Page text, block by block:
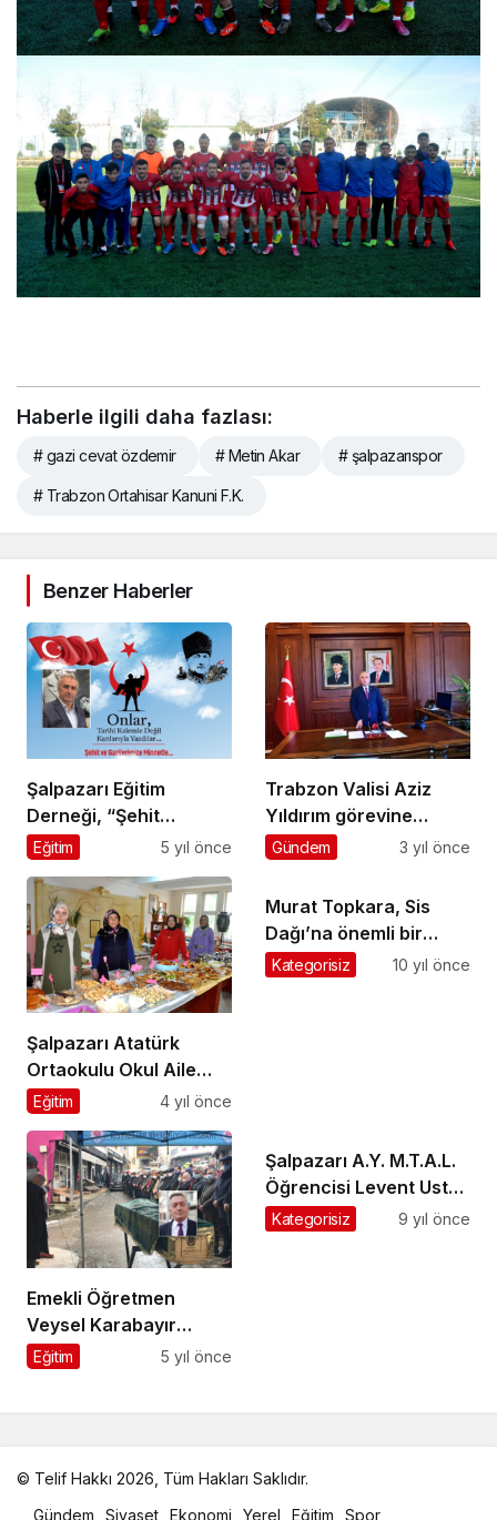
Haberle ilgili daha fazlası:
# gazi cevat özdemir # Metin Akar # şalpazarıspor
# Trabzon Ortahisar Kanuni F.K.
Benzer Haberler
Şalpazarı Eğitim
Derneği, “Şehit
Yakınlarına ve Gazilere
düzenliyor
Eğitim 5 yıl önce
Trabzon Valisi Aziz
Yıldırım görevine
başladı
Gündem 3 yıl önce
Şalpazarı Atatürk
Ortaokulu Okul Aile
Birliği Kermes
Eğitim 4 yıl önce
Murat Topkara, Sis
Dağı’na önemli bir
organizasyon için
Kategorisiz 10 yıl önce
Emekli Öğretmen
Veysel Karabayır
ebediyete uğurlandı
Eğitim 5 yıl önce
Şalpazarı A.Y. M.T.A.L.
Öğrencisi Levent Usta
karatede birinci oldu
Kategorisiz 9 yıl önce
© Telif Hakkı 2026, Tüm Hakları Saklıdır.
Gündem Siyaset Ekonomi Yerel Eğitim Spor